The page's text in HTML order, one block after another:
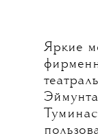
Яркие